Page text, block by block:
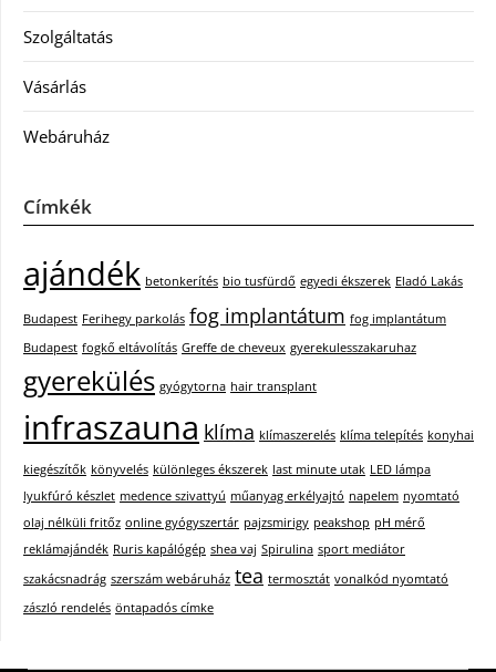
Szolgáltatás
Vásárlás
Webáruház
Címkék
ajándék betonkerítés bio tusfürdő egyedi ékszerek Eladó Lakás
Budapest Ferihegy parkolás fog implantátum fog implantátum
Budapest fogkő eltávolítás Greffe de cheveux gyerekulesszakaruhaz
gyerekülés gyógytorna hair transplant
infraszauna klíma klímaszerelés klíma telepítés konyhai
kiegészítők könyvelés különleges ékszerek last minute utak LED lámpa
lyukfúró készlet medence szivattyú műanyag erkélyajtó napelem nyomtató
olaj nélküli fritőz online gyógyszertár pajzsmirigy peakshop pH mérő
reklámajándék Ruris kapálógép shea vaj Spirulina sport mediátor
szakácsnadrág szerszám webáruház tea termosztát vonalkód nyomtató
zászló rendelés öntapadós címke